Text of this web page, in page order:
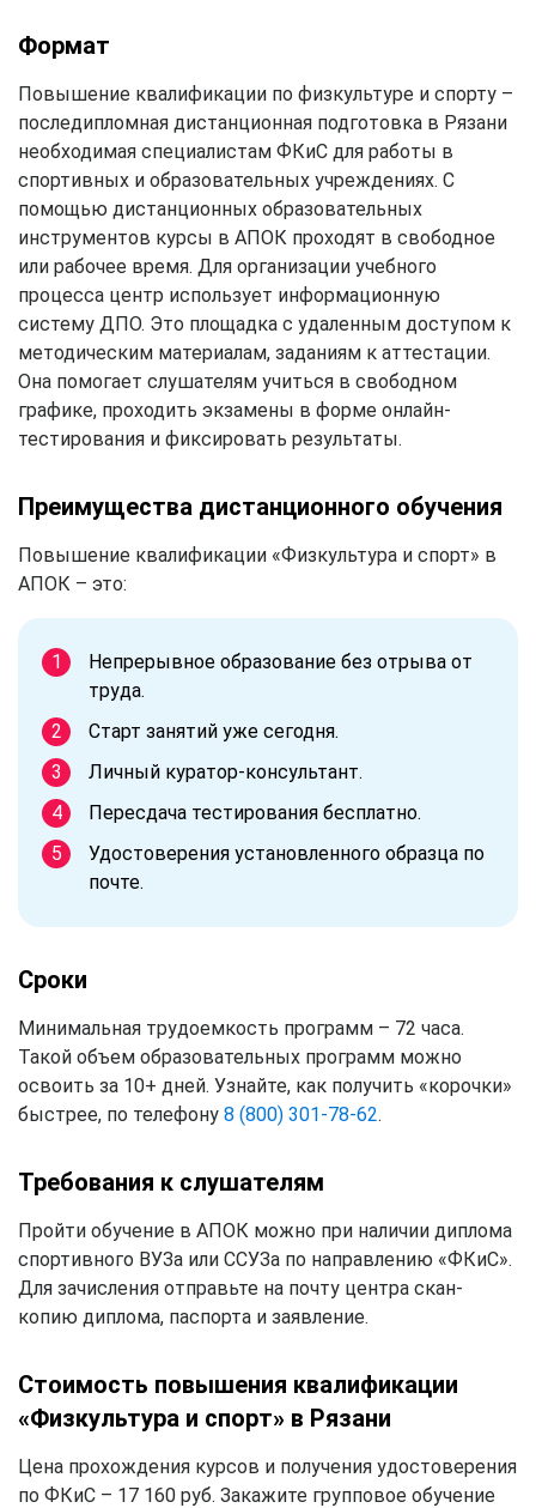
Формат
Повышение квалификации по физкультуре и спорту –
последипломная дистанционная подготовка в Рязани
необходимая специалистам ФКиС для работы в
спортивных и образовательных учреждениях. С
помощью дистанционных образовательных
инструментов курсы в АПОК проходят в свободное
или рабочее время. Для организации учебного
процесса центр использует информационную
систему ДПО. Это площадка с удаленным доступом к
методическим материалам, заданиям к аттестации.
Она помогает слушателям учиться в свободном
графике, проходить экзамены в форме онлайн-
тестирования и фиксировать результаты.
Преимущества дистанционного обучения
Повышение квалификации «Физкультура и спорт» в
АПОК – это:
Непрерывное образование без отрыва от
труда.
Старт занятий уже сегодня.
Личный куратор-консультант.
Пересдача тестирования бесплатно.
Удостоверения установленного образца по
почте.
Сроки
Минимальная трудоемкость программ – 72 часа.
Такой объем образовательных программ можно
освоить за 10+ дней. Узнайте, как получить «корочки»
быстрее, по телефону 8 (800) 301-78-62.
Требования к слушателям
Пройти обучение в АПОК можно при наличии диплома
спортивного ВУЗа или ССУЗа по направлению «ФКиС».
Для зачисления отправьте на почту центра скан-
копию диплома, паспорта и заявление.
Стоимость повышения квалификации
«Физкультура и спорт» в Рязани
Цена прохождения курсов и получения удостоверения
по ФКиС – 17 160 руб. Закажите групповое обучение